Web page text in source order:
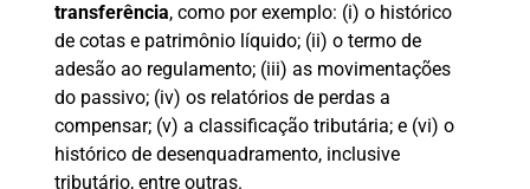
transferência, como por exemplo: (i) o histórico
de cotas e patrimônio líquido; (ii) o termo de
adesão ao regulamento; (iii) as movimentações
do passivo; (iv) os relatórios de perdas a
compensar; (v) a classificação tributária; e (vi) o
histórico de desenquadramento, inclusive
tributário, entre outras.